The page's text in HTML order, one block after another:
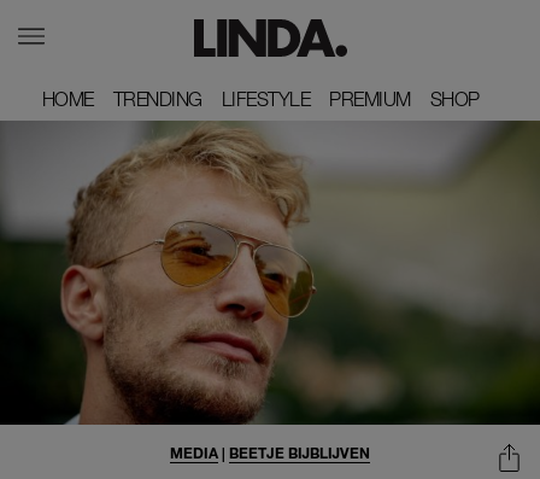
HOME
HOME TRENDING
TRENDING LIFESTYLE
LIFESTYLE PREMIUM
PREMIUM SHOP
SHOP
MEDIA | BEETJE BIJBLIJVEN